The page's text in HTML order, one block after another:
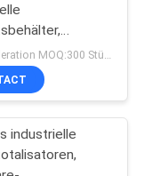
Schutz-
Magazine
industrielle